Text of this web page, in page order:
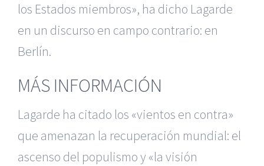
los Estados miembros», ha dicho Lagarde
en un discurso en campo contrario: en
Berlín.
MÁS INFORMACIÓN
Lagarde ha citado los «vientos en contra»
que amenazan la recuperación mundial: el
ascenso del populismo y «la visión